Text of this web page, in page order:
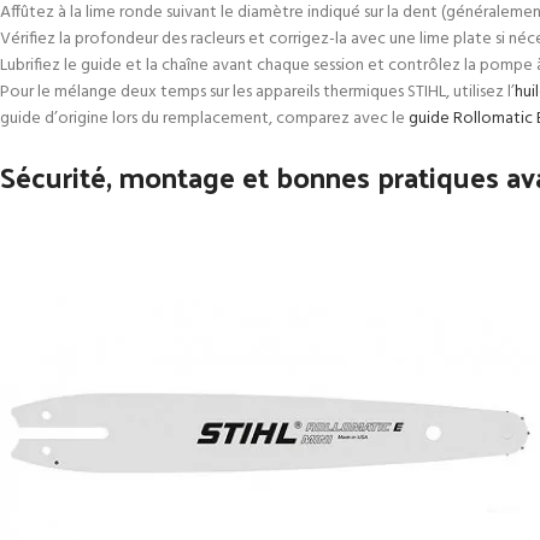
Affûtez à la lime ronde suivant le diamètre indiqué sur la dent
Vérifiez la profondeur des racleurs et corrigez-la avec une lime plate si
Lubrifiez le guide et la chaîne avant chaque session et contrôlez la pompe
Pour le mélange deux temps sur les appareils thermiques STIHL, utilisez l’
guide d’origine lors du remplacement, comparez avec leguide Rollomatic
Sécurité, montage et bonnes pratiques